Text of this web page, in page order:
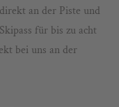
an der Piste und
für bis zu acht
bei uns an der